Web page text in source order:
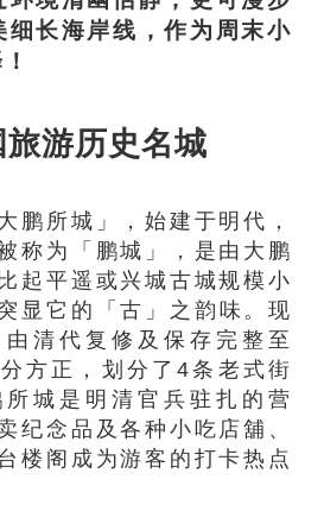
细长海岸线 ，作为周 末小
游历史名城
鹏 所城」，始建于明代，
称为
「 鹏城 」
，是由大鹏
起 平遥或兴城古城规模小
显它的 「古 」 之韵味 。现
由清代复修及保存完整至
方正 ， 划分了4条老式街
所城 是 明清官兵驻扎 的营
纪念品及各种小吃店舖 、
楼阁成为游客的打卡热点